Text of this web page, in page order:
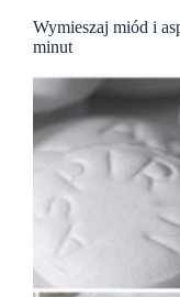
Wymieszaj miód i
minut